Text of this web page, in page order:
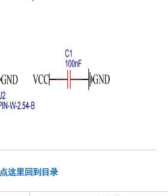
点这里回到目录